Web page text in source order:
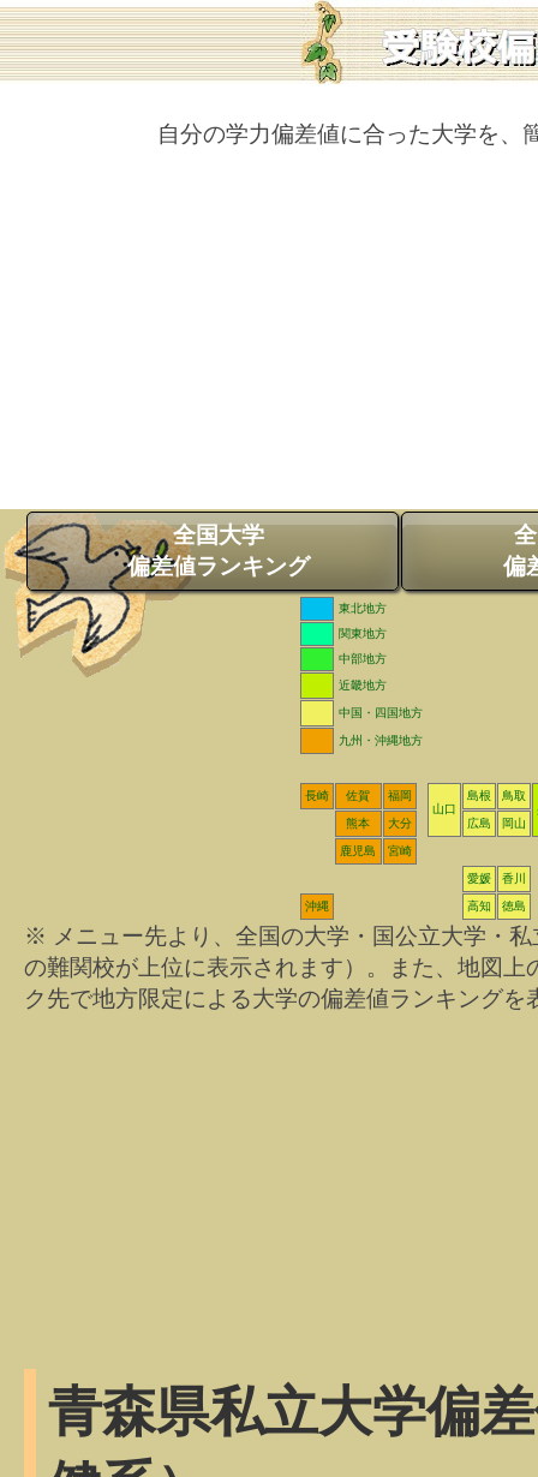
自分の学力偏差値に合った大学を、
全国大学
偏差値ランキング
偏
東北地方
関東地方
中部地方
近畿地方
中国・四国地方
九州・沖縄地方
長崎 佐賀
福岡
山口
島根
鳥取
熊本
大分 広島 岡山
鹿児島 宮崎
愛媛 香川
沖縄 高知 徳島
※ メニュー先より、全国の大学・国公立大学・
の難関校が上位に表示されます）。また、地図
ク先で地方限定による大学の偏差値ランキングを
青森県私立大学偏